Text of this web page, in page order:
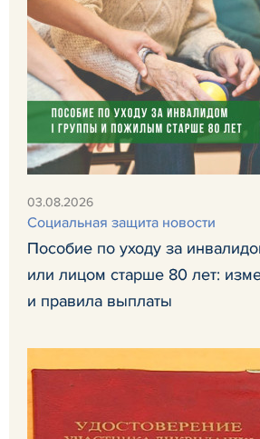
03.08.2026
Социальная защита новости
Пособие по уходу за
или лицом старше 80 лет:
и правила выплаты